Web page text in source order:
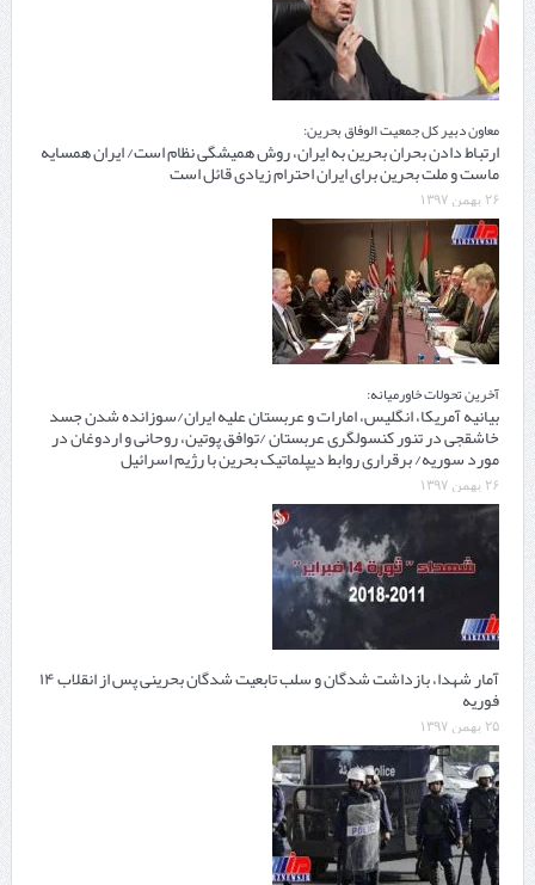
معاون دبیر کل جمعیت الوفاق بحرین:
ارتباط دادن بحران بحرین به ایران، روش همیشگی نظام است/ ایران همسایه
ماست و ملت بحرین برای ایران احترام زیادی قائل است
۲۶ بهمن ۱۳۹۷
آخرین تحولات خاورمیانه:
بیانیه آمریکا، انگلیس، امارات و عربستان علیه ایران/سوزانده شدن جسد
خاشقجی در تنور کنسولگری عربستان /توافق پوتین، روحانی و اردوغان در
مورد سوریه/ برقراری روابط دیپلماتیک بحرین با رژیم اسرائیل
۲۶ بهمن ۱۳۹۷
آمار شهدا، بازداشت شدگان و سلب تابعیت شدگان بحرینی پس از انقلاب ۱۴
فوریه
۲۵ بهمن ۱۳۹۷